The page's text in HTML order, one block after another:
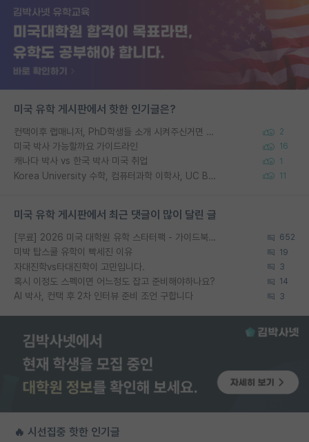
미국 유학 게시판에서 핫한 인기글은?
컨택이후 랩매니저, PhD학생들 소개 시켜주신거면 거의 컨펌에 가깝나요? 2
미국 박사 가능할까요 가이드라인 16
캐나다 박사 vs 한국 박사 미국 취업 1
Korea University 수학, 컴퓨터과학 이학사, UC Berkeley 산업공학 대학원 공학박사가 되는 것은 쉽지 않겠죠? 11
미국 유학 게시판에서 최근 댓글이 많이 달린 글
[무료] 2026 미국 대학원 유학 스타터팩 - 가이드북 & 합격자 컨택메일 템플릿 652
미박 탑스쿨 유학이 빡세진 이유 19
자대진학vs타대진학이 고민입니다. 3
혹시 이정도 스펙이면 어느정도 잡고 준비해야하나요? 14
AI 박사, 컨택 후 2차 인터뷰 준비 조언 구합니다 3
🔥 시선집중 핫한 인기글